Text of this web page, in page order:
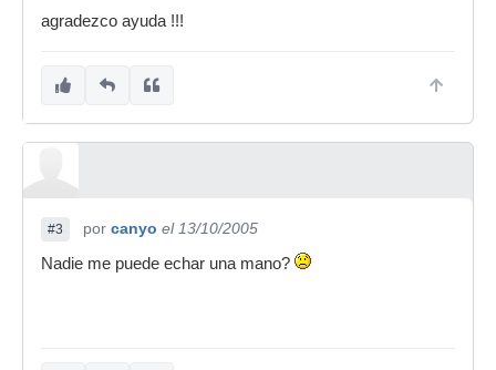
agradezco ayuda !!!
#3 por canyo el 13/10/2005
Nadie me puede echar una mano?